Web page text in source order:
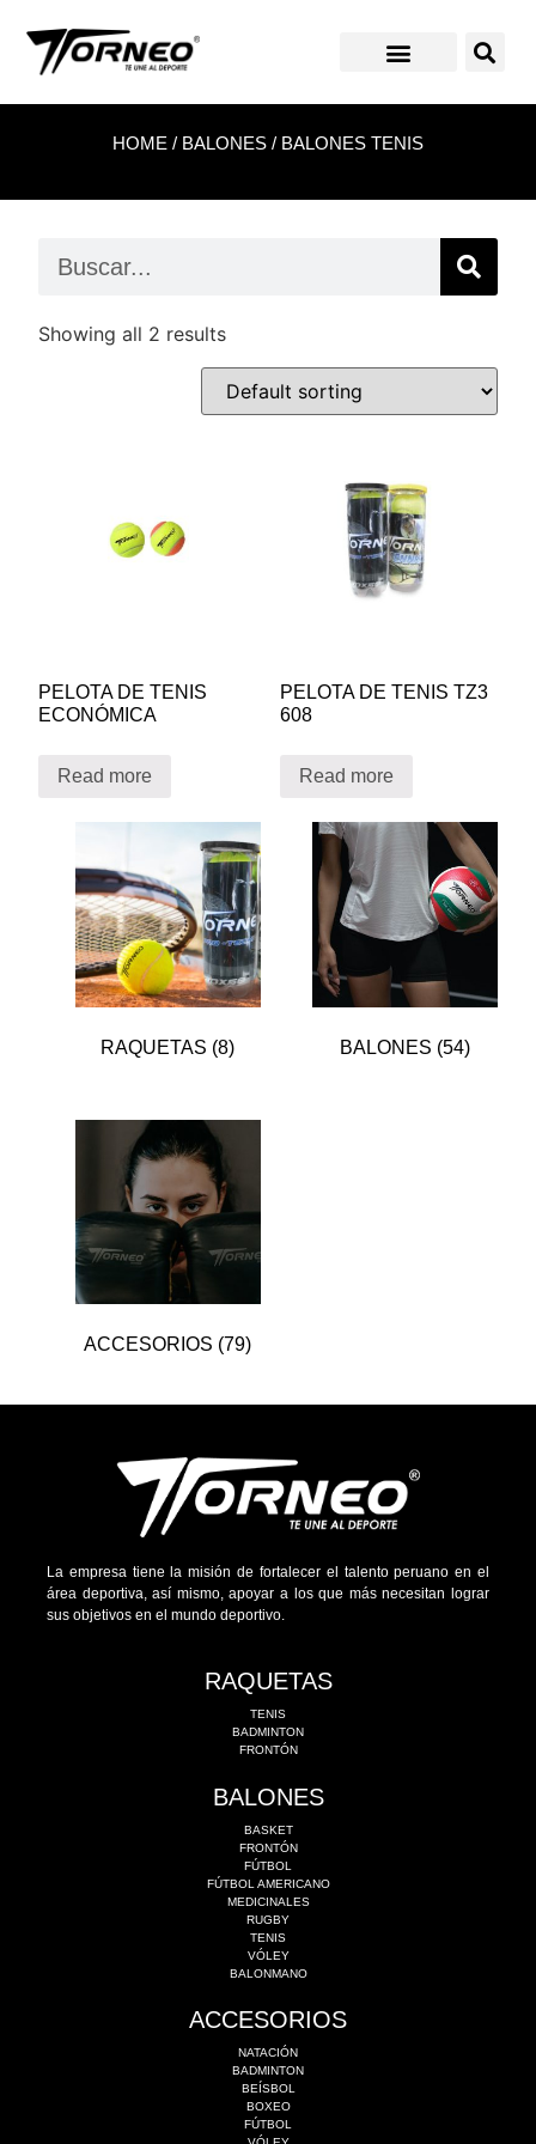
HOME / BALONES / BALONES TENIS
Showing all 2 results
PELOTA DE TENIS
ECONÓMICA
Read more
PELOTA DE TENIS TZ3
608
Read more
RAQUETAS (8) BALONES (54)
ACCESORIOS (79)
La empresa tiene la misión de fortalecer el talento peruano en el
área deportiva, así mismo, apoyar a los que más necesitan lograr
sus objetivos en el mundo deportivo.
RAQUETAS
TENIS
BADMINTON
FRONTÓN
BALONES
BASKET
FRONTÓN
FÚTBOL
FÚTBOL AMERICANO
MEDICINALES
RUGBY
TENIS
VÓLEY
BALONMANO
ACCESORIOS
NATACIÓN
BADMINTON
BEÍSBOL
BOXEO
FÚTBOL